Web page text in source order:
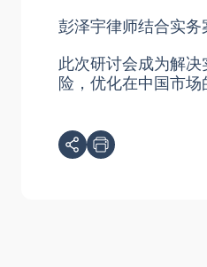
彭泽宇律师结合实务
此次研讨会成为解
险，优化在中国市场